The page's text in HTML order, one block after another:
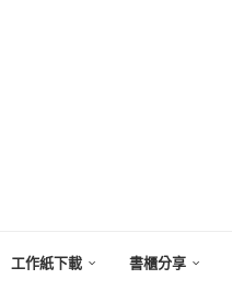
工作紙下載 書櫃分享